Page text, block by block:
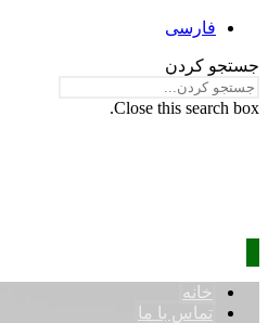
فارسی
جستجو کردن
Close this search box.
خانه
تماس با ما